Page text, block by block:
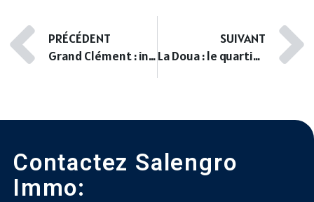
PRÉCÉDENT
Grand Clément : investir dans le quartier historique en pleine mutation
SUIVANT
La Doua : le quartier incontournable pour la vie étudiante et les investisseurs
Contactez Salengro
Immo: